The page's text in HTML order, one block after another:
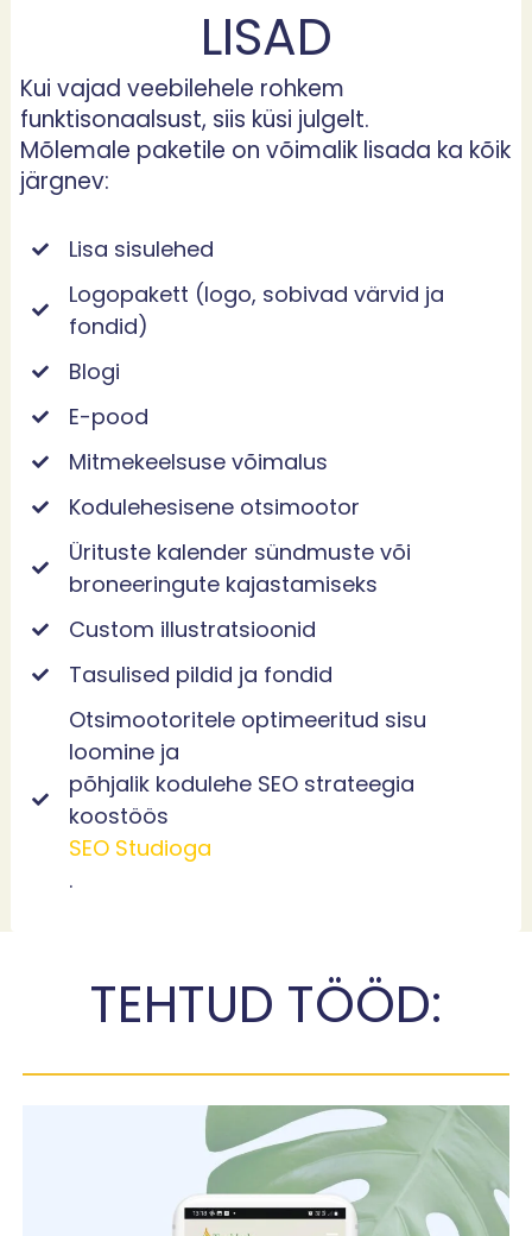
LISAD
Kui vajad veebilehele rohkem
funktisonaalsust, siis küsi julgelt.
Mõlemale paketile on võimalik lisada ka kõik
järgnev:
Lisa sisulehed
Logopakett (logo, sobivad värvid ja
fondid)
Blogi
E-pood
Mitmekeelsuse võimalus
Kodulehesisene otsimootor
Ürituste kalender sündmuste või
broneeringute kajastamiseks
Custom illustratsioonid
Tasulised pildid ja fondid
Otsimootoritele optimeeritud sisu
loomine ja
põhjalik kodulehe SEO strateegia
koostöös
SEO Studioga
.
TEHTUD TÖÖD: